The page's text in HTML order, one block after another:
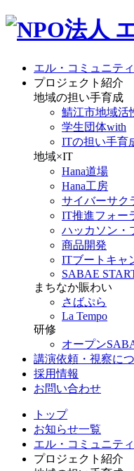
エル・コミュニテ
プロジェクト紹介
地域の担い手育成
鯖江市地域活
学生団体with
ITの担い手育
地域×IT
Hana道場
Hana工房
サイバーサク
IT推進フォー
ハッカソン・
商品開発
ITブートキャ
SABAE
まちなか賑わい
さばぷら
La Tempo
研修
オープン
講演依頼・視察に
採用情報
お問い合わせ
トップ
お知らせ一覧
エル・コミュニテ
プロジェクト紹介